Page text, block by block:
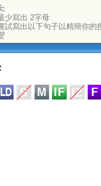
:
少寫出 2字母
試寫出以下句子以精簡你的